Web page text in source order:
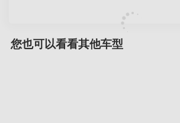
您也可以看看其他车型